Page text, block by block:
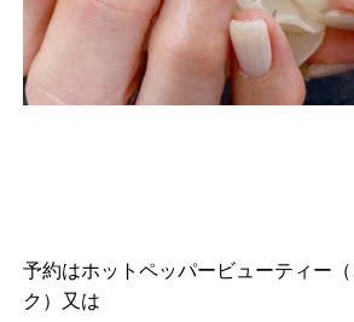
予約はホットペッパービューティー
ク）
又は